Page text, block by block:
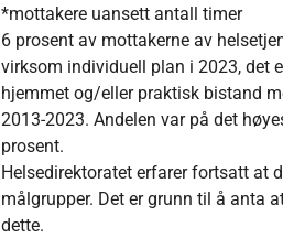
*mottakere uansett antall timer
6 prosent av mottakerne av
virksom individuell plan i 2023, det
hjemmet og/eller praktisk bistand
2013-2023. Andelen var på det
prosent.
Helsedirektoratet erfarer fortsatt at
målgrupper. Det er grunn til å anta
dette.